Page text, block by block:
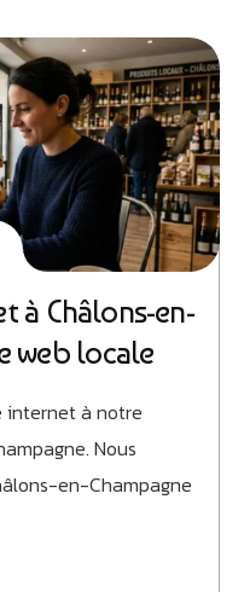
à Châlons-en-
web locale
internet à notre
Nous
en-Champagne